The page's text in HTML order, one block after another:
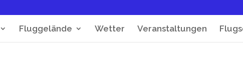
Fluggelände Wetter Veranstaltungen